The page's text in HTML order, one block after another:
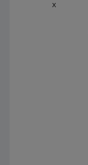
X